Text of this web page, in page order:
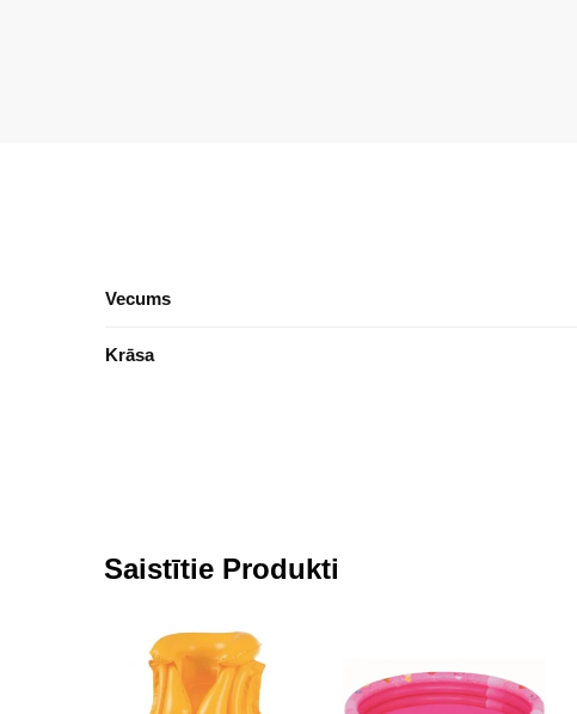
Vecums
Krāsa
Saistītie Produkti